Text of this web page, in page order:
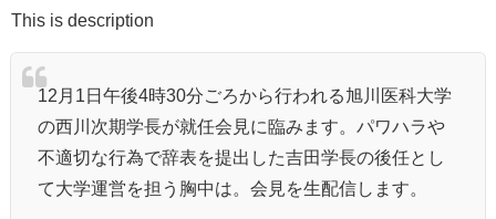
This is description
12月1日午後4時30分ごろから行われる旭川医科大学
の西川次期学長が就任会見に臨みます。パワハラや
不適切な行為で辞表を提出した吉田学長の後任とし
て大学運営を担う胸中は。会見を生配信します。